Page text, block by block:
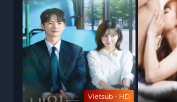
Vietsub - HD